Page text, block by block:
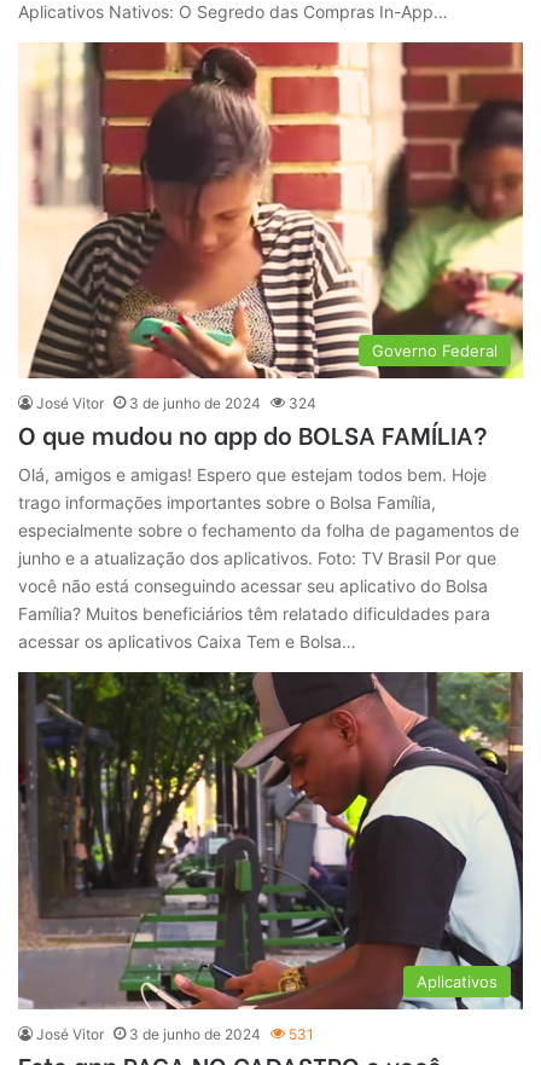
Aplicativos Nativos: O Segredo das Compras In-App…
Governo Federal
José Vitor 3 de junho de 2024 324
O que mudou no app do BOLSA FAMÍLIA?
Olá, amigos e amigas! Espero que estejam todos bem. Hoje
trago informações importantes sobre o Bolsa Família,
especialmente sobre o fechamento da folha de pagamentos de
junho e a atualização dos aplicativos. Foto: TV Brasil Por que
você não está conseguindo acessar seu aplicativo do Bolsa
Família? Muitos beneficiários têm relatado dificuldades para
acessar os aplicativos Caixa Tem e Bolsa…
Aplicativos
José Vitor 3 de junho de 2024 531